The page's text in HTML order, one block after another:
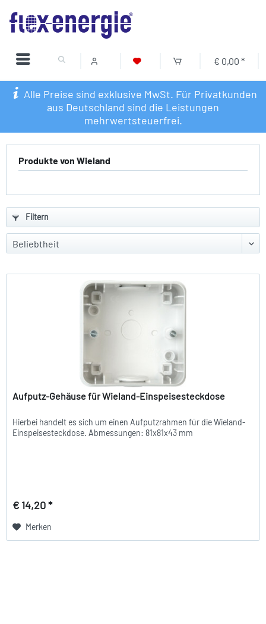
€ 0,00 *
Alle Preise sind exklusive MwSt. Für Privatkunden
aus Deutschland sind die Leistungen
mehrwertsteuerfrei.
Produkte von Wieland
Filtern
Aufputz-Gehäuse für Wieland-Einspeisesteckdose
Hierbei handelt es sich um einen Aufputzrahmen für die Wieland-
Einspeisesteckdose. Abmessungen: 81x81x43 mm
€ 14,20 *
Merken